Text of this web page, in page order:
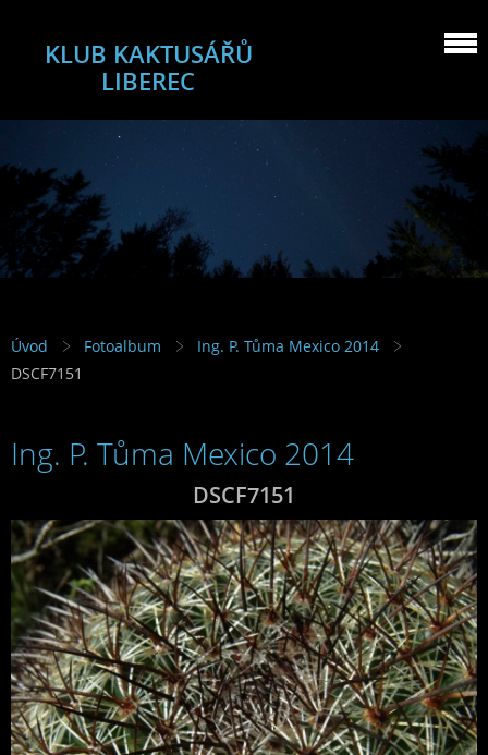
KLUB KAKTUSÁŘŮ
LIBEREC
Úvod Fotoalbum
Ing. P. Tůma Mexico 2014
DSCF7151
Ing. P. Tůma Mexico 2014
DSCF7151